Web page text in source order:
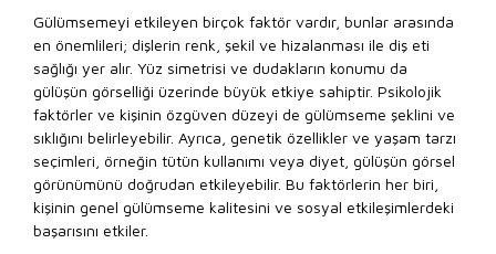
Gülümsemeyi etkileyen birçok faktör vardır, bunlar arasında
en önemlileri; dişlerin renk, şekil ve hizalanması ile diş eti
sağlığı yer alır. Yüz simetrisi ve dudakların konumu da
gülüşün görselliği üzerinde büyük etkiye sahiptir. Psikolojik
faktörler ve kişinin özgüven düzeyi de gülümseme şeklini ve
sıklığını belirleyebilir. Ayrıca, genetik özellikler ve yaşam tarzı
seçimleri, örneğin tütün kullanımı veya diyet, gülüşün görsel
görünümünü doğrudan etkileyebilir. Bu faktörlerin her biri,
kişinin genel gülümseme kalitesini ve sosyal etkileşimlerdeki
başarısını etkiler.